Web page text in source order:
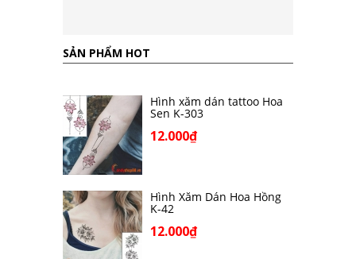
SẢN PHẨM HOT
Hình xăm dán tattoo Hoa
Sen K-303
12.000₫
Hình Xăm Dán Hoa Hồng
K-42
12.000₫